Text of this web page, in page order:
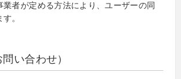
業者が定める方法により、ユーザーの同
。
い合わせ）